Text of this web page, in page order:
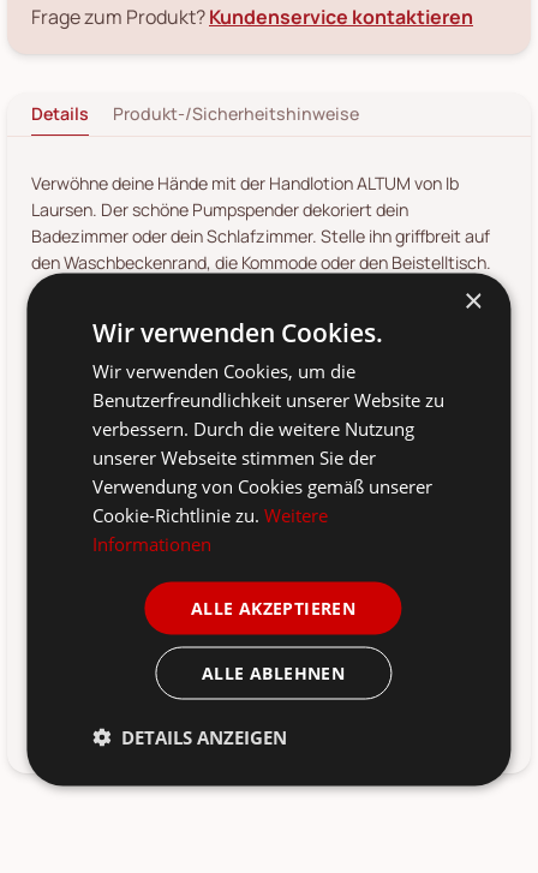
Frage zum Produkt?Kundenservice kontaktieren
Details Produkt-/Sicherheitshinweise
Verwöhne deine Hände mit der Handlotion ALTUM von Ib
Laursen. Der schöne Pumpspender dekoriert dein
Badezimmer oder dein Schlafzimmer. Stelle ihn griffbreit auf
den Waschbeckenrand, die Kommode oder den Beistelltisch.
Marsh Herbs: Hagebutten mit Vitamin A, C und Kalzium
Amber: vitaminreicher und heilender Sanddorn
Lilac Bloom: wohltuende Kamille
Meadow: lieblicher, sommerlicher Blumenduft
Golden Grass: aromatischer, würziger Zitrus- und
Orangenduft
Stearate Citrate, Cetearyl Alcohol, Glyceryl Stearate,
Glycerin, Hydrogenated Ethylhexyl Olivate, Hydrogenated
Olive Oil Unsaponifiables, Cera Alba, Sodium Levulinate,
Potassium Sorbate, Carbomer, Oryza Sativa Starch,
Tocopherol, Hippophae Rhamnoides Fruit Extract, Helianthus
Annuus Seed Oil, Parfum, Coumarin, Geraniol. Extract: Sea
Buckthorn.
×
Wir verwenden Cookies.
Wir verwenden Cookies, um die
Benutzerfreundlichkeit unserer Website zu
verbessern. Durch die weitere Nutzung
unserer Webseite stimmen Sie der
Verwendung von Cookies gemäß unserer
Cookie-Richtlinie zu.Weitere
Informationen
ALLE AKZEPTIEREN
ALLE ABLEHNEN
DETAILS ANZEIGEN